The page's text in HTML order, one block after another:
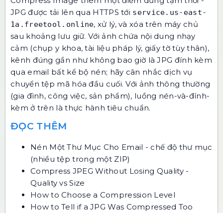
JPG được tải lên qua HTTPS tới service.us-east-
1a.freetool.online, xử lý, và xóa trên máy chủ
sau khoảng lưu giữ. Với ảnh chứa nội dung nhạy
cảm (chụp y khoa, tài liệu pháp lý, giấy tờ tùy thân),
kênh đúng gần như không bao giờ là JPG đính kèm
qua email bất kể bộ nén; hãy cân nhắc dịch vụ
chuyển tệp mã hóa đầu cuối. Với ảnh thông thường
(gia đình, công việc, sản phẩm), luồng nén-và-đính-
kèm ở trên là thực hành tiêu chuẩn.
ĐỌC THÊM
Nén Một Thư Mục Cho Email - chế độ thư mục
(nhiều tệp trong một ZIP)
Compress JPEG Without Losing Quality -
Quality vs Size
How to Choose a Compression Level
How to Tell if a JPG Was Compressed Too